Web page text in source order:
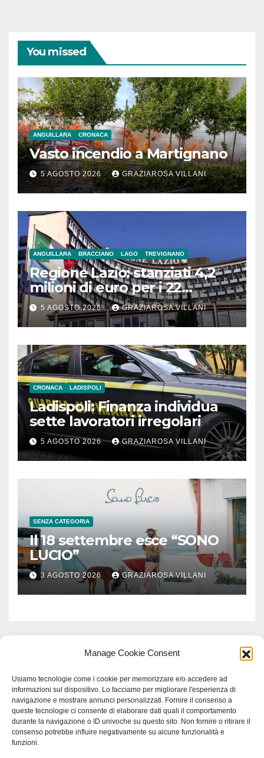
Manage Cookie Consent
Usiamo tecnologie come i cookie per memorizzare e/o accedere ad
informazioni sul dispositivo. Lo facciamo per migliorare l'esperienza di
navigazione e mostrare annunci personalizzati. Fornire il consenso a
queste tecnologie ci consente di elaborare dati quali il comportamento
durante la navigazione o ID univoche su questo sito. Non fornire o ritirare il
consenso potrebbe influire negativamente su alcune funzionalità e
funzioni.
You missed
ANGUILLARA CRONACA
Vasto incendio a Martignano
5 AGOSTO 2026 GRAZIAROSA VILLANI
ANGUILLARA BRACCIANO LAGO TREVIGNANO
Regione Lazio: stanziati 4,2
milioni di euro per i 22
Comuni dell’Etruria
Meridionale
5 AGOSTO 2026 GRAZIAROSA VILLANI
CRONACA LADISPOLI
Ladispoli: Finanza individua
sette lavoratori irregolari
5 AGOSTO 2026 GRAZIAROSA VILLANI
SENZA CATEGORIA
Il 18 settembre esce “SONO
LUCIO”
3 AGOSTO 2026 GRAZIAROSA VILLANI